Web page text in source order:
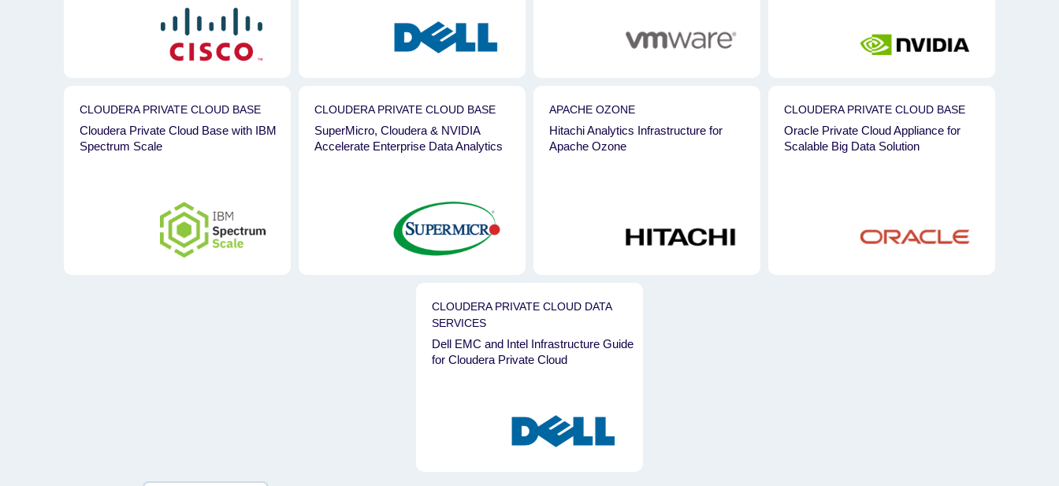
CLOUDERA PRIVATE CLOUD BASE
Cloudera Private Cloud Base with IBM
Spectrum Scale
CLOUDERA PRIVATE CLOUD BASE
SuperMicro, Cloudera & NVIDIA
Accelerate Enterprise Data Analytics
APACHE OZONE
Hitachi Analytics Infrastructure for
Apache Ozone
CLOUDERA PRIVATE CLOUD BASE
Oracle Private Cloud Appliance for
Scalable Big Data Solution
CLOUDERA PRIVATE CLOUD DATA
SERVICES
Dell EMC and Intel Infrastructure Guide
for Cloudera Private Cloud